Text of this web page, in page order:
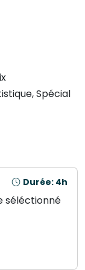
,Spécial
Durée: 4h
séléctionné